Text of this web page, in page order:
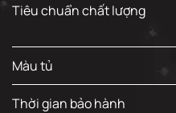
Tiêu chuẩn chất lượng
Màu tủ
Thời gian bảo hành